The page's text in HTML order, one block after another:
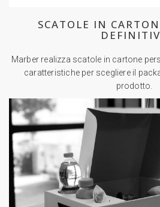
SCATOLE IN
Marber realizza scatole in cartone
caratteristiche per scegliere il
prodotto.